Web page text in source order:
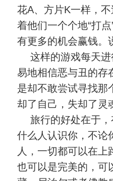
花A、方片K一样，
着他们一个个地“打
有更多的机会赢钱。
这样的游戏每天进
易地相信恶与丑的存
是却不敢尝试寻找那
却了自己，失却了灵
旅行的好处在于，
什么人认识你，不论
人，一切都可以在
也可以是完美的，可